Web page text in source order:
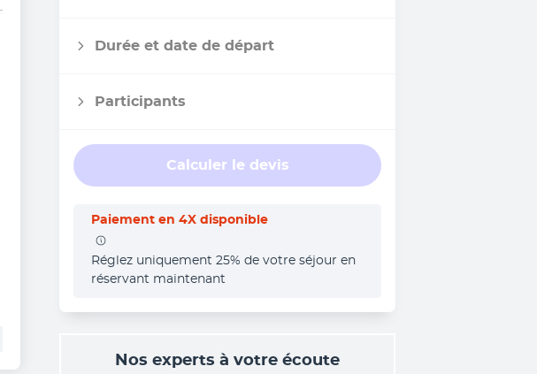
Durée et date de départ
Participants
Calculer le devis
Paiement en 4X disponible
Réglez uniquement 25% de votre séjour en
réservant maintenant
Nos experts à votre écoute